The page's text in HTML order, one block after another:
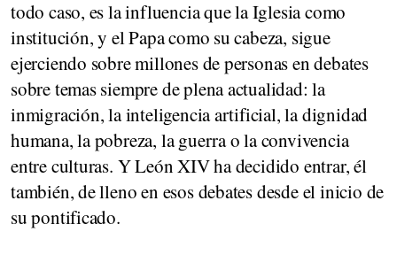
todo caso, es la influencia que la Iglesia como
institución, y el Papa como su cabeza, sigue
ejerciendo sobre millones de personas en debates
sobre temas siempre de plena actualidad: la
inmigración, la inteligencia artificial, la dignidad
humana, la pobreza, la guerra o la convivencia
entre culturas. Y León XIV ha decidido entrar, él
también, de lleno en esos debates desde el inicio de
su pontificado.